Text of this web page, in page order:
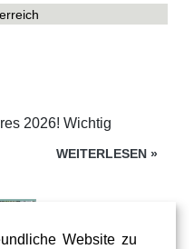
2026! Wichtig
WEITERLESEN »
Website zu